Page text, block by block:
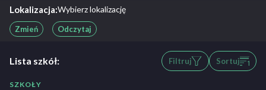
Lokalizacja:Wybierz lokalizację
Zmień Odczytaj
Lista szkół: Filtruj Sortuj
SZKOŁY